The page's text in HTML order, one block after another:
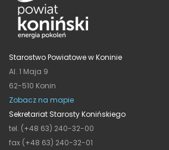
Starostwo Powiatowe w Koninie
Al. 1 Maja 9
62-510 Konin
Zobacz na mapie
Sekretariat Starosty Konińskiego
tel. (+48 63) 240-32-00
fax (+48 63) 240-32-01